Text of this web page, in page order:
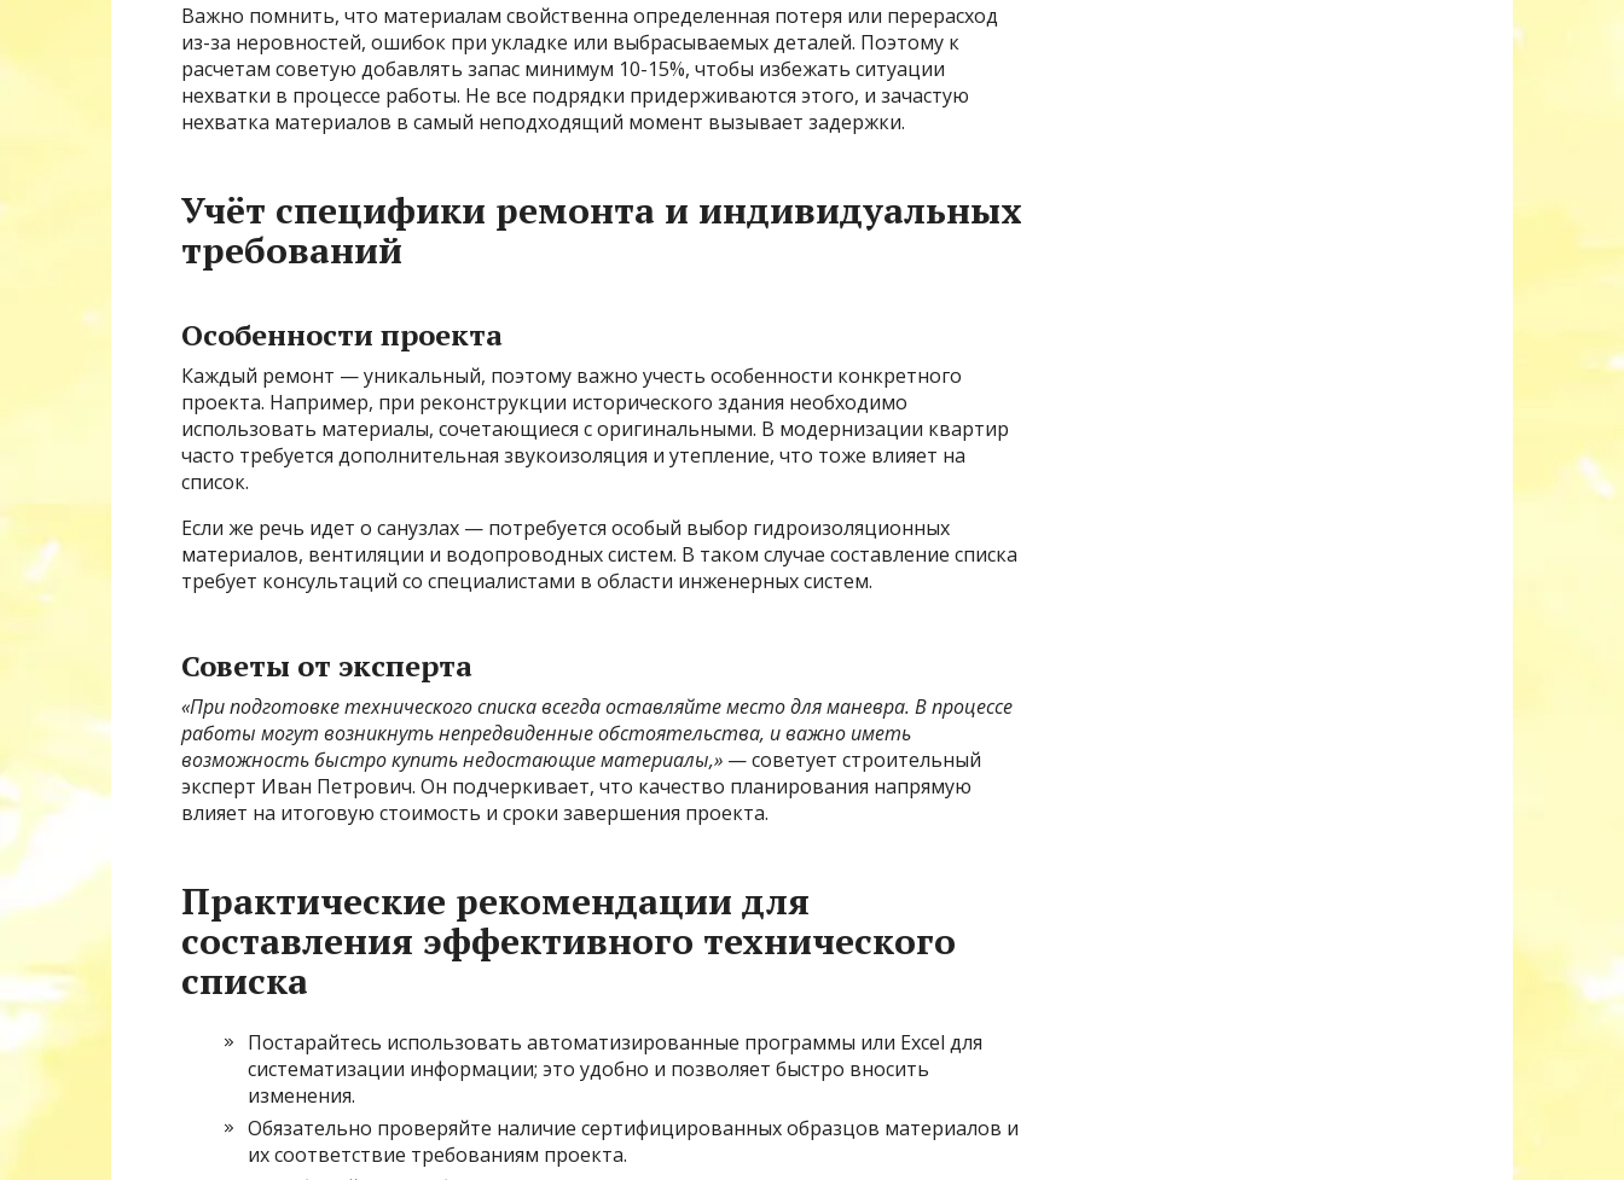
Важно помнить, что материалам свойственна определенная потеря или перерасход
из-за неровностей, ошибок при укладке или выбрасываемых деталей. Поэтому к
расчетам советую добавлять запас минимум 10-15%, чтобы избежать ситуации
нехватки в процессе работы. Не все подрядки придерживаются этого, и зачастую
нехватка материалов в самый неподходящий момент вызывает задержки.
Учёт специфики ремонта и индивидуальных
требований
Особенности проекта
Каждый ремонт — уникальный, поэтому важно учесть особенности конкретного
проекта. Например, при реконструкции исторического здания необходимо
использовать материалы, сочетающиеся с оригинальными. В модернизации квартир
часто требуется дополнительная звукоизоляция и утепление, что тоже влияет на
список.
Если же речь идет о санузлах — потребуется особый выбор гидроизоляционных
материалов, вентиляции и водопроводных систем. В таком случае составление списка
требует консультаций со специалистами в области инженерных систем.
Советы от эксперта
«При подготовке технического списка всегда оставляйте место для маневра. В процессе
работы могут возникнуть непредвиденные обстоятельства, и важно иметь
возможность быстро купить недостающие материалы,» — советует строительный
эксперт Иван Петрович. Он подчеркивает, что качество планирования напрямую
влияет на итоговую стоимость и сроки завершения проекта.
Практические рекомендации для
составления эффективного технического
списка
Постарайтесь использовать автоматизированные программы или Excel для
систематизации информации; это удобно и позволяет быстро вносить
изменения.
Обязательно проверяйте наличие сертифицированных образцов материалов и
их соответствие требованиям проекта.